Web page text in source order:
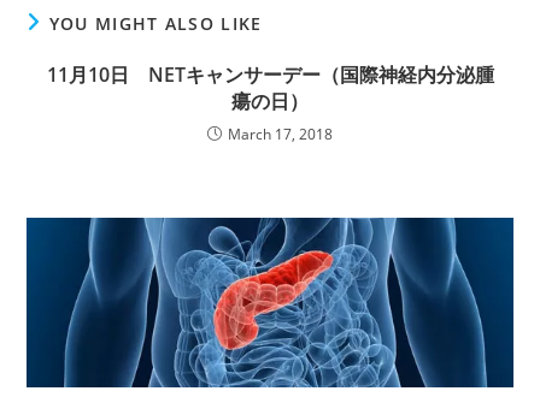
YOU MIGHT ALSO LIKE
11月10日 NETキャンサーデー（国際神経内分泌腫
瘍の日）
March 17, 2018